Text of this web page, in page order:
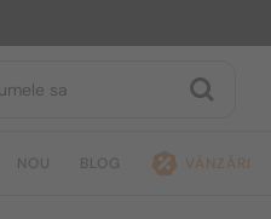
NOU BLOG VÂNZĂRI